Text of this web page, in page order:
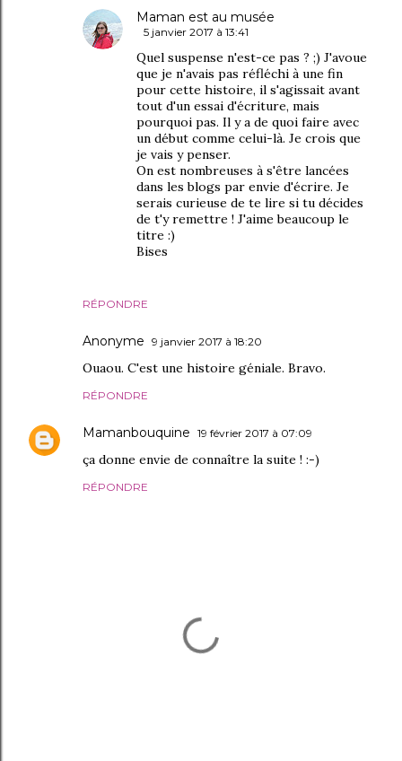
RÉPONDRE
Maman est au musée
5 janvier 2017 à 13:41
Quel suspense n'est-ce pas ? ;) J'avoue
que je n'avais pas réfléchi à une fin
pour cette histoire, il s'agissait avant
tout d'un essai d'écriture, mais
pourquoi pas. Il y a de quoi faire avec
un début comme celui-là. Je crois que
je vais y penser.
On est nombreuses à s'être lancées
dans les blogs par envie d'écrire. Je
serais curieuse de te lire si tu décides
de t'y remettre ! J'aime beaucoup le
titre :)
Bises
Anonyme 9 janvier 2017 à 18:20
Ouaou. C'est une histoire géniale. Bravo.
RÉPONDRE
Mamanbouquine 19 février 2017 à 07:09
ça donne envie de connaître la suite ! :-)
RÉPONDRE